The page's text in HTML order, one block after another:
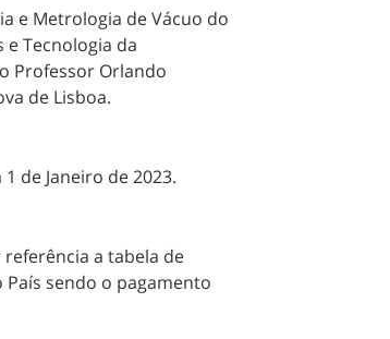
e Metrologia de Vácuo do
e Tecnologia da
Professor Orlando
de Lisboa.
de Janeiro de 2023.
a tabela de
País sendo o pagamento